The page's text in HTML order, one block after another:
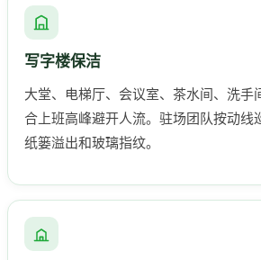
写字楼保洁
大堂、电梯厅、会议室、茶水间、洗手
合上班高峰避开人流。驻场团队按动线
纸篓溢出和玻璃指纹。